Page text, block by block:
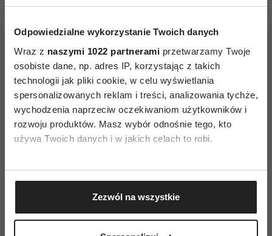
Odpowiedzialne wykorzystanie Twoich danych
Wraz z naszymi 1022 partnerami przetwarzamy Twoje
osobiste dane, np. adres IP, korzystając z takich
technologii jak pliki cookie, w celu wyświetlania
spersonalizowanych reklam i treści, analizowania tychże,
wychodzenia naprzeciw oczekiwaniom użytkowników i
rozwoju produktów. Masz wybór odnośnie tego, kto
używa Twoich danych i w jakich celach to robi.
Jeśli wyrazisz na to zgodę, chcielibyśmy również:
Gromadzić dane dotyczące Twojej lokalizacji
geograficznej z dokładnością nawet do kilku metrów
Identyfikować Twoje urządzenie, aktywnie
Zezwól na wszystkie
ZAMÓW
WYDANIE DRUKOWANE
E-WYDANIE